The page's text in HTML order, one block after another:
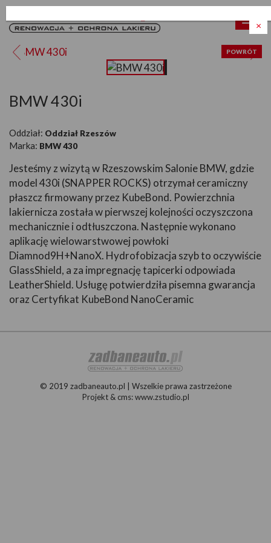
POWRÓT
BMW 430i
Oddział: Oddział Rzeszów
Marka: BMW 430
Jesteśmy z wizytą w Rzeszowskim Salonie BMW, gdzie
model 430i (SNAPPER ROCKS) otrzymał ceramiczny
płaszcz firmowany przez KubeBond. Powierzchnia
lakiernicza została w pierwszej kolejności oczyszczona
mechanicznie i odtłuszczona. Następnie wykonano
aplikację wielowarstwowej powłoki
Diamnod9H+NanoX. Hydrofobizacja szyb to oczywiście
GlassShield, a za impregnację tapicerki odpowiada
LeatherShield. Usługę potwierdziła pisemna gwarancja
oraz Certyfikat KubeBond NanoCeramic
© 2019 zadbaneauto.pl | Wszelkie prawa zastrzeżone
Projekt & cms:www.zstudio.pl
×